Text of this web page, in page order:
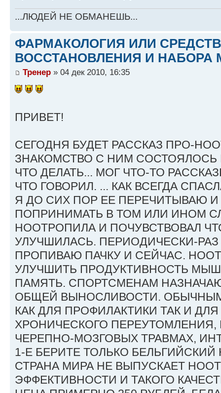
...ЛЮДЕЙ НЕ ОБМАНЕШЬ...
ФАРМАКОЛОГИЯ ИЛИ
ВОССТАНОВЛЕНИЯ И НАБОРА
Тренер » 04 дек 2010, 16:35
ПРИВЕТ!
СЕГОДНЯ БУДЕТ РАССКАЗ ПРО-
ЗНАКОМСТВО С НИМ СОСТОЯЛОСЬ
ЧТО ДЕЛАТЬ... МОГ ЧТО-ТО
ЧТО ГОВОРИЛ. ... КАК ВСЕГДА
Я ДО СИХ ПОР ЕЕ ПЕРЕЧИТЫВАЮ
ПОПРИНИМАТЬ В ТОМ ИЛИ ИНОМ
НООТРОПИЛА И ПОЧУВСТВОВАЛ
УЛУЧШИЛАСЬ. ПЕРИОДИЧЕСКИ-РАЗ
ПРОПИВАЮ ПАЧКУ И СЕЙЧАС.
УЛУЧШИТЬ ПРОДУКТИВНОСТЬ
ПАМЯТЬ. СПОРТСМЕНАМ
ОБЩЕЙ ВЫНОСЛИВОСТИ.
КАК ДЛЯ ПРОФИЛАКТИКИ ТАК И
ХРОНИЧЕСКОГО ПЕРЕУТОМЛЕНИЯ,
ЧЕРЕПНО-МОЗГОВЫХ ТРАВМАХ,
1-Е БЕРИТЕ ТОЛЬКО
СТРАНА МИРА НЕ ВЫПУСКАЕТ
ЭФФЕКТИВНОСТИ И ТАКОГО